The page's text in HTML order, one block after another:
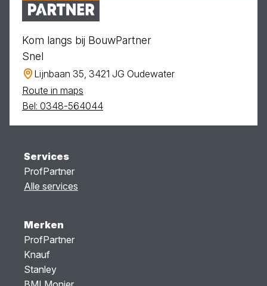
Kom langs bij BouwPartner
Snel
Lijnbaan 35, 3421 JG Oudewater
Route in maps
Bel: 0348-564044
Services
ProfPartner
Alle services
Merken
ProfPartner
Knauf
Stanley